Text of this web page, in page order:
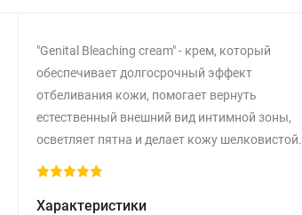
"Genital Bleaching cream" - крем, который
обеспечивает долгосрочный эффект
отбеливания кожи, помогает вернуть
естественный внешний вид интимной зоны,
осветляет пятна и делает кожу шелковистой.
Характеристики